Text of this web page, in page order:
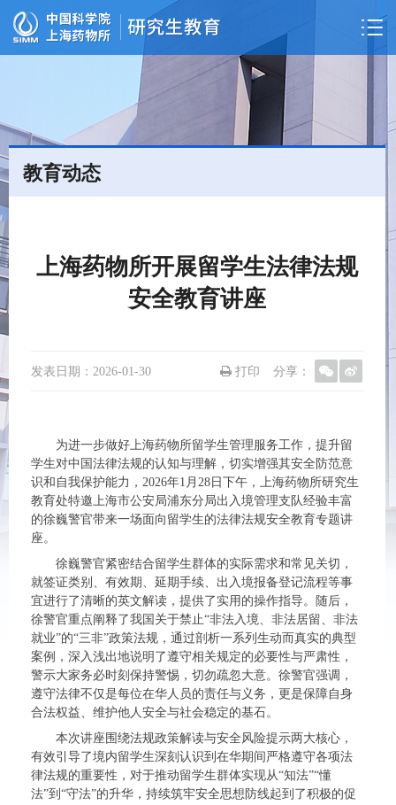
教育动态
上海药物所开展留学生法律法规
安全教育讲座
发表日期： 2026-01-30 分享：
打印
为进一步做好上海药物所留学生管理服务工作，提升留
学生对中国法律法规的认知与理解，切实增强其安全防范意
识和自我保护能力，2026年1月28日下午，上海药物所研究生
教育处特邀上海市公安局浦东分局出入境管理支队经验丰富
的徐巍警官带来一场面向留学生的法律法规安全教育专题讲
座。
徐巍警官紧密结合留学生群体的实际需求和常见关切，
就签证类别、有效期、延期手续、出入境报备登记流程等事
宜进行了清晰的英文解读，提供了实用的操作指导。随后，
徐警官重点阐释了我国关于禁止“非法入境、非法居留、非法
就业”的“三非”政策法规，通过剖析一系列生动而真实的典型
案例，深入浅出地说明了遵守相关规定的必要性与严肃性，
警示大家务必时刻保持警惕，切勿疏忽大意。徐警官强调，
遵守法律不仅是每位在华人员的责任与义务，更是保障自身
合法权益、维护他人安全与社会稳定的基石。
本次讲座围绕法规政策解读与安全风险提示两大核心，
有效引导了境内留学生深刻认识到在华期间严格遵守各项法
律法规的重要性，对于推动留学生群体实现从“知法”“懂
法”到“守法”的升华，持续筑牢安全思想防线起到了积极的促